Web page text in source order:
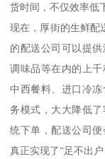
货时间，不仅效率低
现在，厚街的生鲜配
的配送公司可以提供
调味品等在内的上
中西餐料、进口冷
务模式，大大降低
统下单，配送公司
真正实现了“足不出户